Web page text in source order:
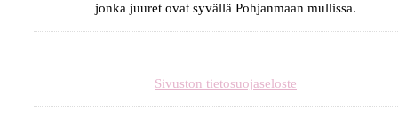
jonka juuret ovat syvällä Pohjanmaan mullissa.
Sivuston tietosuojaseloste